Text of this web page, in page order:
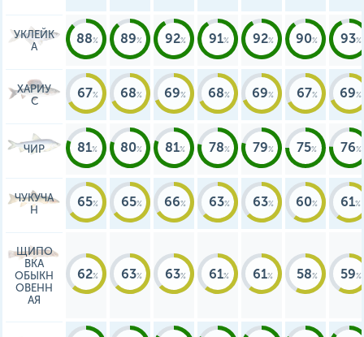
УКЛЕЙК
А
88 89 92 91 92 90 93
ХАРИУ
С
67 68 69 68 69 67 69
ЧИР 81 80 81 78 79 75 76
ЧУКУЧА
Н
65 65 66 63 63 60 61
ЩИПО
ВКА
ОБЫКН
ОВЕНН
АЯ
62 63 63 61 61 58 59